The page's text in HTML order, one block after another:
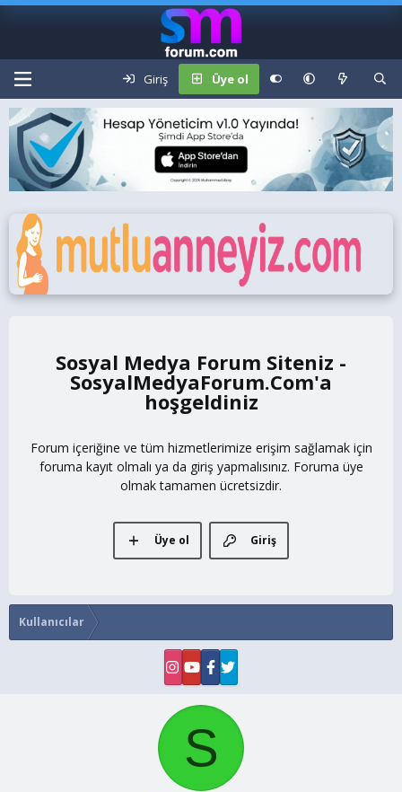
Giriş Üye ol
Sosyal Medya Forum Siteniz -
SosyalMedyaForum.Com
Forum içeriğine ve tüm hizmetlerimize erişim sağlamak için
foruma kayıt olmalı ya da giriş yapmalısınız. Foruma üye
olmak tamamen ücretsizdir.
Giriş
Üye ol
Kullanıcılar
S